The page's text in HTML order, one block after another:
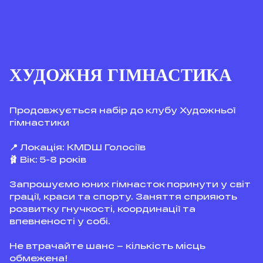
ХУДОЖНЯ ГІМНАСТИКА
Продовжується набір до клубу Художньої
гімнастики
📍 Локація: КМDШ Голосіїв
🩰 Вік: 5-8 років
Запрошуємо юних гімнасток поринути у світ
грації, краси та спорту. Заняття сприяють
розвитку гнучкості, координації та
впевненості у собі.
Не втрачайте шанс – кількість місць
обмежена!